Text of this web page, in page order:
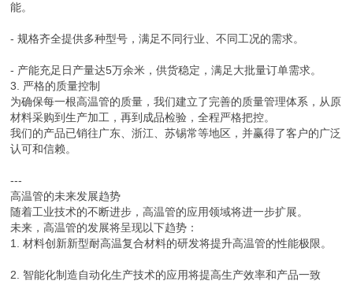
能。
- 规格齐全提供多种型号，满足不同行业、不同工况的需求。
- 产能充足日产量达5万余米，供货稳定，满足大批量订单需求。
3. 严格的质量控制
为确保每一根高温管的质量，我们建立了完善的质量管理体系，从原
材料采购到生产加工，再到成品检验，全程严格把控。
我们的产品已销往广东、浙江、苏锡常等地区，并赢得了客户的广泛
认可和信赖。
---
高温管的未来发展趋势
随着工业技术的不断进步，高温管的应用领域将进一步扩展。
未来，高温管的发展将呈现以下趋势：
1. 材料创新新型耐高温复合材料的研发将提升高温管的性能极限。
2. 智能化制造自动化生产技术的应用将提高生产效率和产品一致